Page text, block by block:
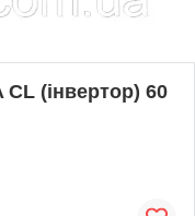
(інвертор) 60